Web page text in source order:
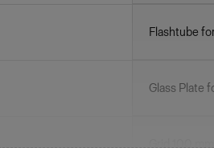
Flashtube
Glass Plate